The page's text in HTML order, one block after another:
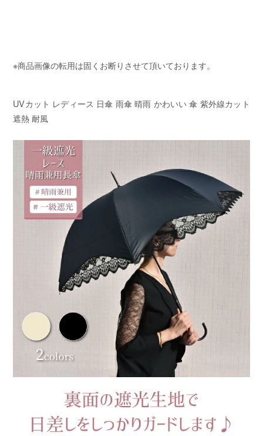
※商品画像の転用は固くお断りさせて頂いております。
UVカット レディース 日傘 雨傘 晴雨 かわいい 傘 紫外線カット
遮熱 耐風